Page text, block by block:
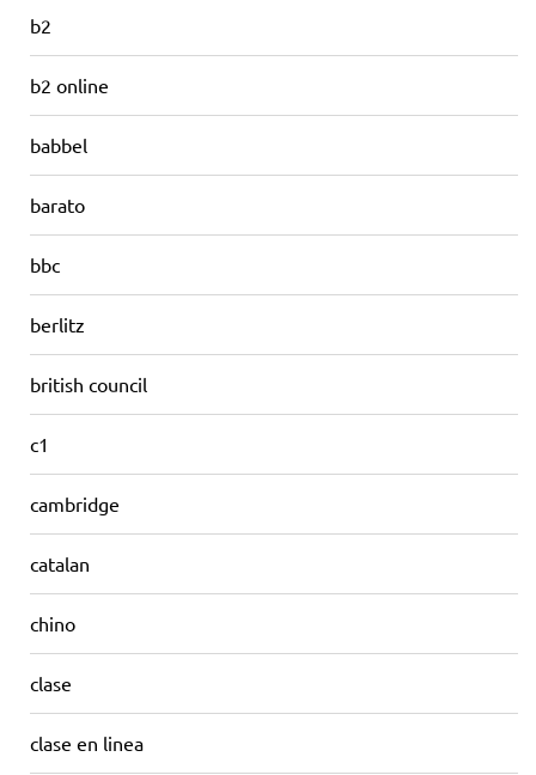
b2
b2 online
babbel
barato
bbc
berlitz
british council
c1
cambridge
catalan
chino
clase
clase en linea